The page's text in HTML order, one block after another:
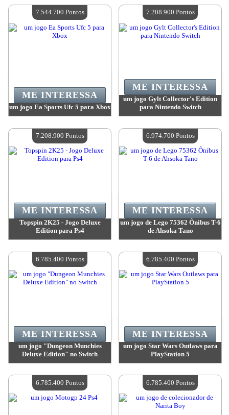
Quantidade disponível:4
Quantidade disponível:4
um jogo Ea Sports Ufc 5 para Xbox
Quantidade disponível:4
ME INTERESSA
7.544.700 Pontos
um jogo Gylt Collector's Edition
para Nintendo Switch
Quantidade disponível:4
ME INTERESSA
7.208.900 Pontos
Topspin 2K25 - Jogo Deluxe
Edition para Ps4
Quantidade disponível:4
ME INTERESSA
7.208.900 Pontos
um jogo de Lego 75362 Ônibus T-6
de Ahsoka Tano
Quantidade disponível:4
ME INTERESSA
6.974.700 Pontos
um jogo "Dungeon Munchies
Deluxe Edition" no Switch
Quantidade disponível:4
ME INTERESSA
6.785.400 Pontos
um jogo Star Wars Outlaws para
PlayStation 5
Quantidade disponível:4
ME INTERESSA
6.785.400 Pontos
6.785.400 Pontos 6.785.400 Pontos